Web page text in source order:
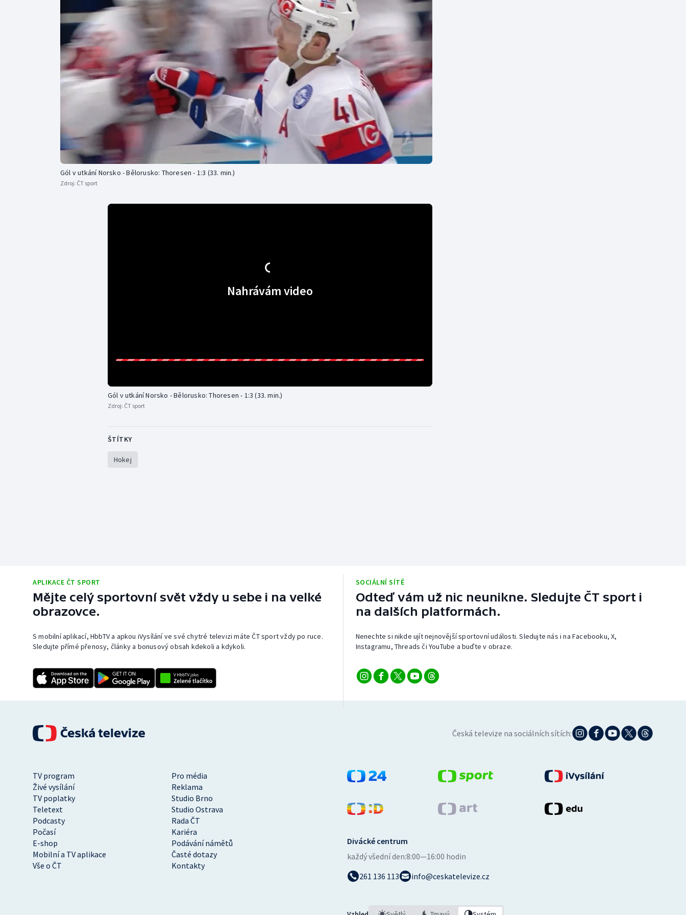
Curling
Dostihy
Florbal
Futsal
Golf
Gymnastika
Moderní pětiboj
Motorsport
Olympijské hry
Parasport
Plavání
Plážový volejbal
Triatlon
Vodní slalom
Volejbal
Ostatní
Gól v utkání Norsko - Bělorusko: Thoresen - 1:3 (33. min.)
Zdroj: ČT sport
Nahrávám video
Gól v utkání Norsko - Bělorusko: Thoresen - 1:3 (33. min.)
Zdroj: ČT sport
ŠTÍTKY
Hokej
APLIKACE ČT SPORT
Mějte celý sportovní svět vždy u sebe i na velké
obrazovce.
S mobilní aplikací, HbbTV a apkou iVysílání ve své chytré televizi máte ČT sport vždy po ruce.
Sledujte přímé přenosy, články a bonusový obsah kdekoli a kdykoli.
SOCIÁLNÍ SÍTĚ
Odteď vám už nic neunikne. Sledujte ČT sport i
na dalších platformách.
Nenechte si nikde ujít nejnovější sportovní události. Sledujte nás i na Facebooku, X,
Instagramu, Threads či YouTube a buďte v obraze.
Česká televize na sociálních sítích:
TV program
Pro média
Živé vysílání
Reklama
TV poplatky
Studio Brno
Teletext
Studio Ostrava
Podcasty
Rada ČT
Počasí
Kariéra
E-shop
Podávání námětů
Mobilní a TV aplikace
Časté dotazy
Vše o ČT
Kontakty
Divácké centrum
každý všední den:8:00—16:00 hodin
261 136 113
info@ceskatelevize.cz